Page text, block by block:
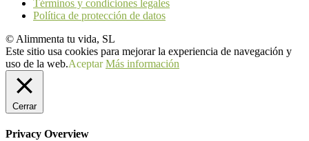
Términos y condiciones legales
Política de protección de datos
© Alimmenta tu vida, SL
Este sitio usa cookies para mejorar la experiencia de navegación y
uso de la web.Aceptar Más información
Cerrar
Privacy Overview